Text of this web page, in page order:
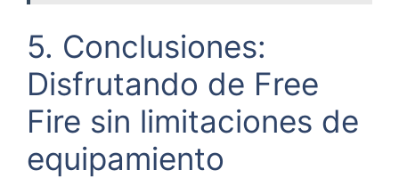
5. Conclusiones:
Disfrutando de Free
Fire sin limitaciones de
equipamiento